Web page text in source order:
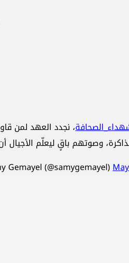
، نجدد العهد لمن
وصوتهم باقٍ ليعلّم الأجيال